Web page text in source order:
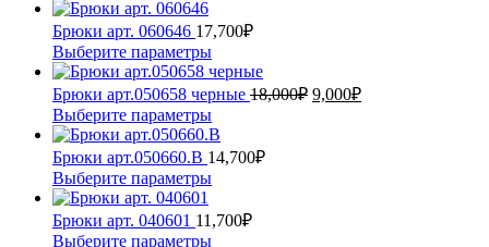
имеет
несколько
вариаций.
Опции
можно
выбрать
на
странице
товара.
Брюки арт. 060646 17,700₽
Выберите параметрыЭтот
товар
имеет
несколько
вариаций.
Опции
можно
выбрать
странице
Брюки арт.050658 черные 18,000₽ Первоначальная
9,000₽Текущая
Выберите параметрыЭтот
товар
имеет
несколько
вариаций.
Опции
можно
Брюки арт.050660.В 14,700₽
Выберите параметрыЭтот
имеет
несколько
Брюки арт. 040601 11,700₽
Выберите параметрыЭтот